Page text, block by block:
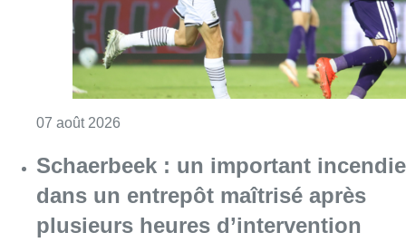
07 août 2026
Schaerbeek : un important incendie
dans un entrepôt maîtrisé après
plusieurs heures d’intervention